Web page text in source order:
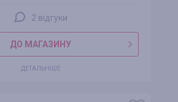
2 відгуки
ДО МАГАЗИНУ
ДЕТАЛЬНІШЕ